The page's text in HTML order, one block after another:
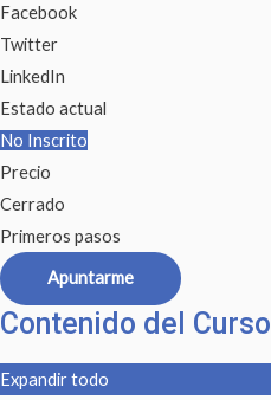
Facebook
Twitter
LinkedIn
Estado actual
No Inscrito
Precio
Cerrado
Primeros pasos
Apuntarme
Contenido del Curso
Expandir todo